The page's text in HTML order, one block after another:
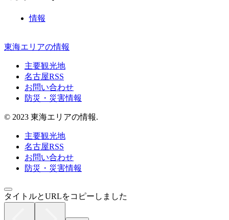
情報
東海エリアの情報
主要観光地
名古屋RSS
お問い合わせ
防災・災害情報
© 2023 東海エリアの情報.
主要観光地
名古屋RSS
お問い合わせ
防災・災害情報
タイトルとURLをコピーしました